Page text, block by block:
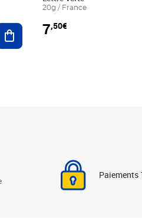
Ajouter au panier
20g / France
7,50€
Paiements